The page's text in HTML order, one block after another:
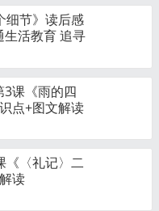
细节》读后感
活教育 追寻
课《雨的四
点+图文解读
《〈礼记〉二
读